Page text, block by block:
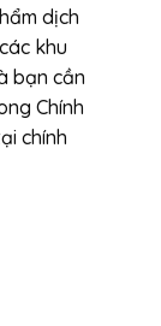
dịch
khu
bạn cần
Chính
chính